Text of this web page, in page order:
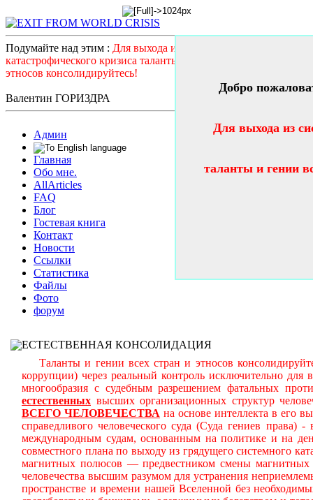
Подумайте над этим : Для выхода из системного
катастрофического кризиса таланты и гении всех стран и
этносов консолидируйтесь!
Валентин ГОРИЗДРА
Админ
Главная
Обо мне.
AllArticles
FAQ
Блог
Гостевая книга
Контакт
Новости
Ссылки
Статистика
Файлы
Фото
форум
ЕСТЕСТВЕННАЯ КОНСОЛИДАЦИЯ
Таланты и гении всех стран и этносов
коррупции) через реальный контроль исключительно
многообразия с судебным разрешением фатальных
естественных высших организационных структур
ВСЕГО ЧЕЛОВЕЧЕСТВА на основе интеллекта в его
справедливого человеческого суда (Суда гениев
международным судам, основанным на политике и на
совместного плана по выходу из грядущего системного
магнитных полюсов — предвестником смены магнитных
человечества высшим разумом для устранения
пространстве и времени нашей Вселенной без
Добро
Для выхода из
таланты и гении